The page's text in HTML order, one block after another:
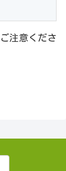
注意くださ